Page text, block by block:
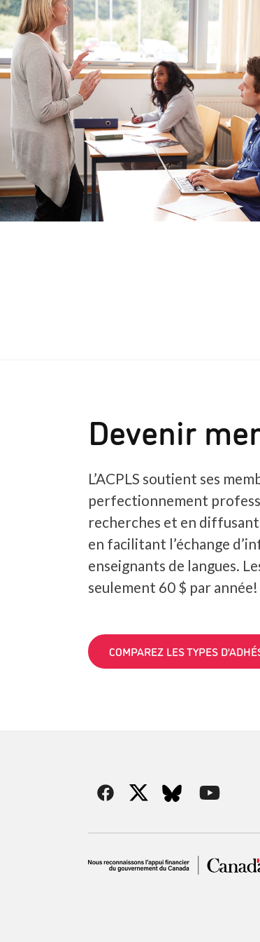
Devenir
L’ACPLS soutient ses
perfectionnement
recherches et en
en facilitant l’échange
enseignants de langues.
seulement 60 $ par année!
COMPAREZ LES TYPES